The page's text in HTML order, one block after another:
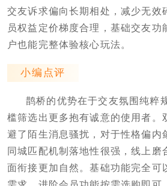
交友诉求偏向长期相处，减少无效
员权益定价梯度合理，基础交友功
户也能完整体验核心玩法。
小编点评
鹊桥的优势在于交友氛围纯粹
槛筛选出更多抱有诚意的使用者。
避了陌生消息骚扰，对于性格偏内
同城匹配机制落地性很强，线上磨
面衔接更加自然。基础功能完全可